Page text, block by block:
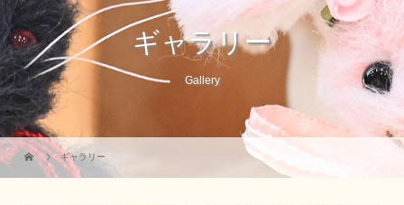
ギャラリー
Gallery
ギャラリー